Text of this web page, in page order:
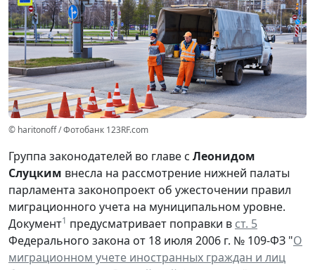
© haritonoff / Фотобанк 123RF.com
Группа законодателей во главе с Леонидом
Слуцким внесла на рассмотрение нижней палаты
парламента законопроект об ужесточении правил
миграционного учета на муниципальном уровне.
Документ1 предусматривает поправки в ст. 5
Федерального закона от 18 июля 2006 г. № 109-ФЗ "О
миграционном учете иностранных граждан и лиц